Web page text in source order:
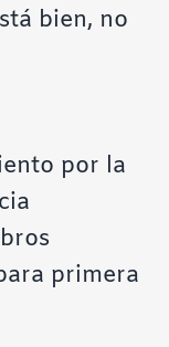
bien, no
por la
primera